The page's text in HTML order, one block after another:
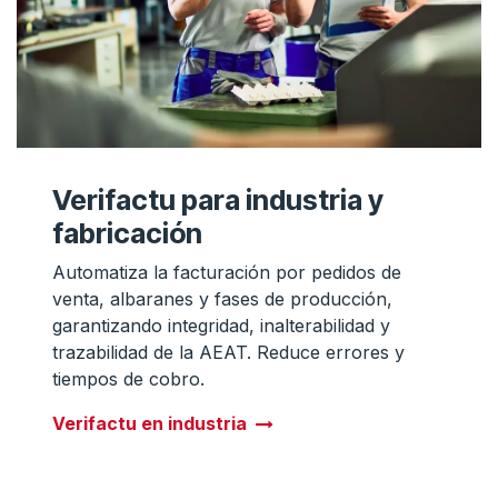
Verifactu para industria y
fabricación
Automatiza la facturación por pedidos de
venta, albaranes y fases de producción,
garantizando integridad, inalterabilidad y
trazabilidad de la AEAT. Reduce errores y
tiempos de cobro.
Verifactu en industria